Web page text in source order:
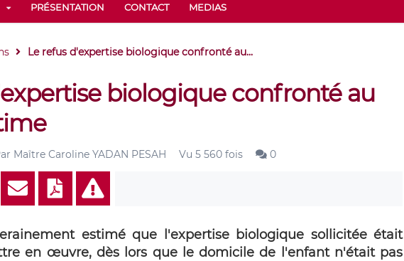
PRÉSENTATION CONTACT MEDIAS
Le refus d'expertise biologique confronté au...
biologique confronté au
Maître Caroline YADAN PESAH Vu 5 560 fois 0
estimé que l'expertise biologique sollicitée était
en œuvre, dès lors que le domicile de l'enfant n'était pas